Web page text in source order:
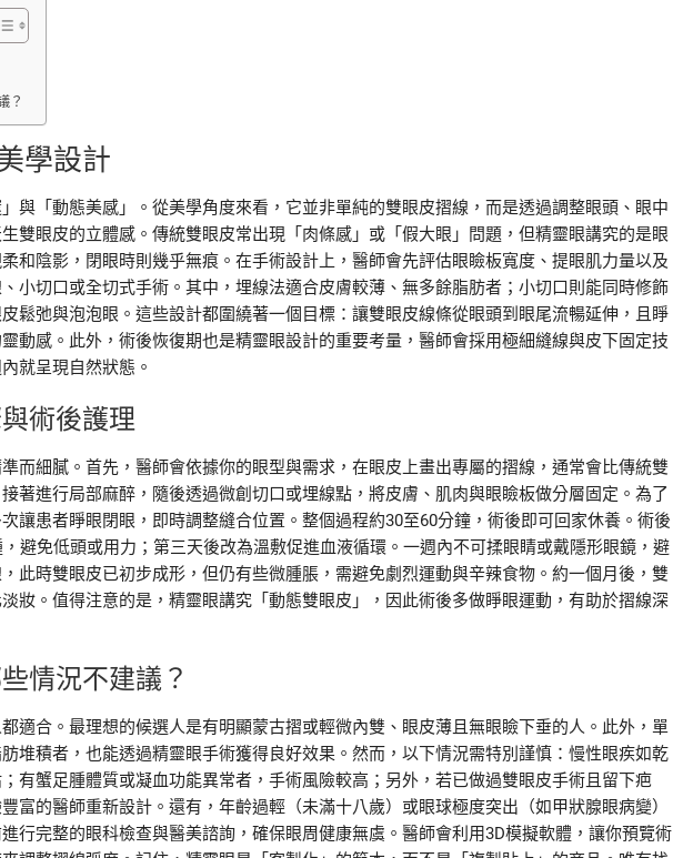
？
學設計
與「動態美感」。從美學角度來看，它並非單純的雙眼皮摺線，而是透過調整眼頭、眼中
雙眼皮的立體感。傳統雙眼皮常出現「肉條感」或「假大眼」問題，但精靈眼講究的是眼
和陰影，閉眼時則幾乎無痕。在手術設計上，醫師會先評估眼瞼板寬度、提眼肌力量以及
小切口或全切式手術。其中，埋線法適合皮膚較薄、無多餘脂肪者；小切口則能同時修飾
鬆弛與泡泡眼。這些設計都圍繞著一個目標：讓雙眼皮線條從眼頭到眼尾流暢延伸，且睜
動感。此外，術後恢復期也是精靈眼設計的重要考量，醫師會採用極細縫線與皮下固定技
就呈現自然狀態。
術後護理
而細膩。首先，醫師會依據你的眼型與需求，在眼皮上畫出專屬的摺線，通常會比傳統雙
著進行局部麻醉，隨後透過微創切口或埋線點，將皮膚、肌肉與眼瞼板做分層固定。為了
讓患者睜眼閉眼，即時調整縫合位置。整個過程約30至60分鐘，術後即可回家休養。術後
避免低頭或用力；第三天後改為溫敷促進血液循環。一週內不可揉眼睛或戴隱形眼鏡，避
此時雙眼皮已初步成形，但仍有些微腫脹，需避免劇烈運動與辛辣食物。約一個月後，雙
妝。值得注意的是，精靈眼講究「動態雙眼皮」，因此術後多做睜眼運動，有助於摺線深
情況不建議？
適合。最理想的候選人是有明顯蒙古摺或輕微內雙、眼皮薄且無眼瞼下垂的人。此外，單
堆積者，也能透過精靈眼手術獲得良好效果。然而，以下情況需特別謹慎：慢性眼疾如乾
有蟹足腫體質或凝血功能異常者，手術風險較高；另外，若已做過雙眼皮手術且留下疤
富的醫師重新設計。還有，年齡過輕（未滿十八歲）或眼球極度突出（如甲狀腺眼病變）
行完整的眼科檢查與醫美諮詢，確保眼周健康無虞。醫師會利用3D模擬軟體，讓你預覽術